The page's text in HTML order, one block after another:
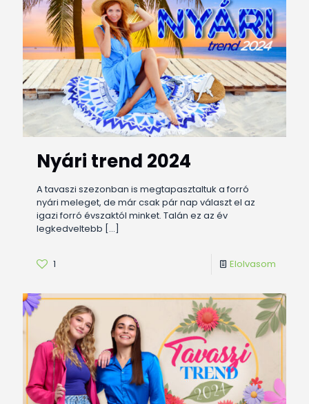
Nyári trend 2024
A tavaszi szezonban is megtapasztaltuk a forró
nyári meleget, de már csak pár nap választ el az
igazi forró évszaktól minket. Talán ez az év
legkedveltebb […]
1 Elolvasom